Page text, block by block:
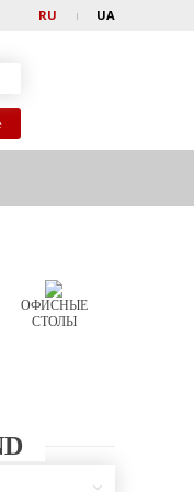
RU UA
ОФИСНЫЕ
СТОЛЫ